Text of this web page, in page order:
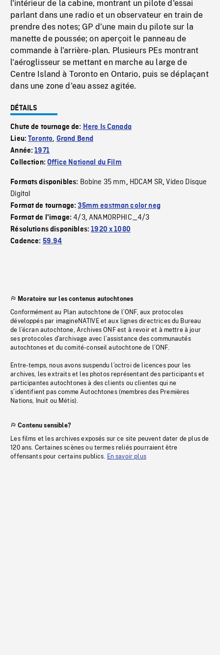
l'intérieur de la cabine, montrant un pilote d'essai
parlant dans une radio et un observateur en train de
prendre des notes; GP d’une main du pilote sur la
manette de poussée; on aperçoit le panneau de
commande à l’arrière-plan. Plusieurs PEs montrant
l'aéroglisseur se mettant en marche au large de
Centre Island à Toronto en Ontario, puis se déplaçant
dans une zone d'eau assez agitée.
DÉTAILS
Chute de tournage de: Here Is Canada
Lieu:Toronto, Grand Bend
Année:1971
Collection:Office National du Film
Formats disponibles: Bobine 35 mm, HDCAM SR,Video Disque
Digital
Format de tournage:35mm eastman color neg
Format de l'image:4/3,ANAMORPHIC_4/3
Résolutions disponibles:1920 x 1080
Cadence: 59.94
Moratoire sur les contenus autochtones
Conformément au Plan autochtone de l’ONF, aux protocoles
développés par imagineNATIVE et aux lignes directrices du Bureau
de l’écran autochtone, Archives ONF est à revoir et à mettre à jour
ses protocoles d’archivage avec l’assistance des communautés
autochtones et du comité-conseil autochtone de l’ONF.
Entre-temps, nous avons suspendu l’octroi de licences pour les
archives, les extraits et les photos représentant des participants et
participantes autochtones à des clients ou clientes qui ne
s’identifient pas comme Autochtones (membres des Premières
Nations, Inuit ou Métis).
Contenu sensible?
Les films et les archives exposés sur ce site peuvent dater de plus de
120 ans. Certaines scènes ou termes reliés pourraient être
offensants pour certains publics. En savoir plus